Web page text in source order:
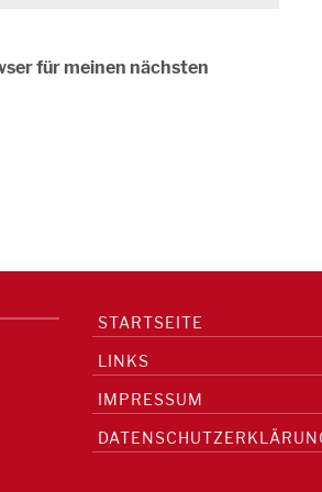
für meinen nächsten
STARTSEITE
LINKS
IMPRESSUM